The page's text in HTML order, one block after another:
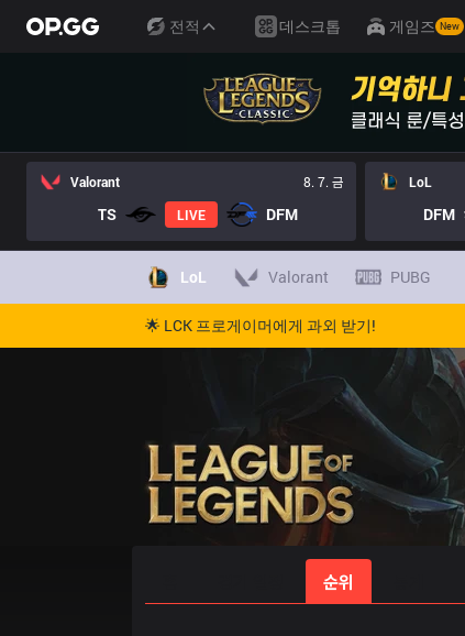
전적 데스크톱 게임즈 New
Valorant 8. 7. 금
TS LIVE DFM
LoL
DFM
LoL Valorant PUBG
🌟 LCK 프로게이머에게 과외 받기!
순위